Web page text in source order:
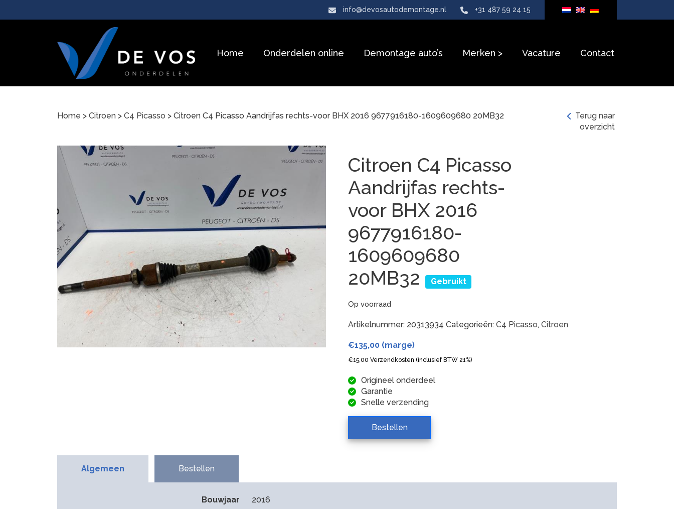
info@devosautodemontage.nl +31 487 59 24 15
Home Onderdelen online Demontage auto’s Merken Vacature Contact
Home > Citroen > C4 Picasso > Citroen C4 Picasso Aandrijfas rechts-voor BHX 2016 9677916180-1609609680 20MB32
Citroen C4 Picasso
Aandrijfas rechts-
voor BHX 2016
9677916180-
1609609680
20MB32
Gebruikt
Terug naar
overzicht
Op voorraad
Artikelnummer: 20313934 Categorieën:C4 Picasso,Citroen
€135,00 (marge)
€15,00 Verzendkosten (inclusief BTW 21%)
Origineel onderdeel
Garantie
Snelle verzending
Bestellen
Algemeen Bestellen
Bouwjaar
2016